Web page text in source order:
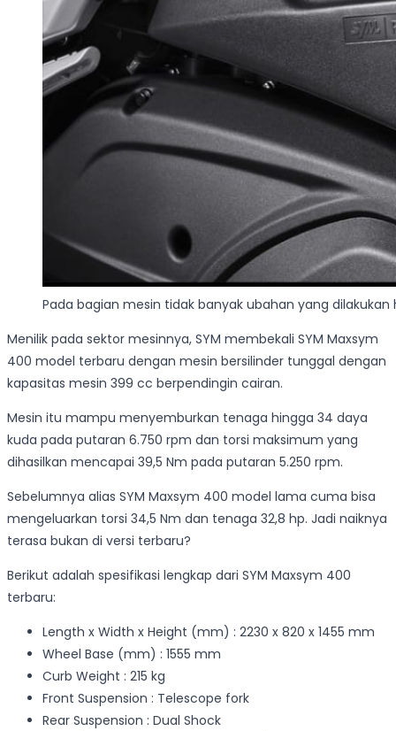
Pada bagian mesin tidak banyak ubahan yang
Menilik pada sektor mesinnya, SYM membekali SYM Maxsym
400 model terbaru dengan mesin bersilinder tunggal dengan
kapasitas mesin 399 cc berpendingin cairan.
Mesin itu mampu menyemburkan tenaga hingga 34 daya
kuda pada putaran 6.750 rpm dan torsi maksimum yang
dihasilkan mencapai 39,5 Nm pada putaran 5.250 rpm.
Sebelumnya alias SYM Maxsym 400 model lama cuma bisa
mengeluarkan torsi 34,5 Nm dan tenaga 32,8 hp. Jadi naiknya
terasa bukan di versi terbaru?
Berikut adalah spesifikasi lengkap dari SYM Maxsym 400
terbaru:
Length x Width x Height (mm) : 2230 x 820 x 1455 mm
Wheel Base (mm) : 1555 mm
Curb Weight : 215 kg
Front Suspension : Telescope fork
Rear Suspension : Dual Shock